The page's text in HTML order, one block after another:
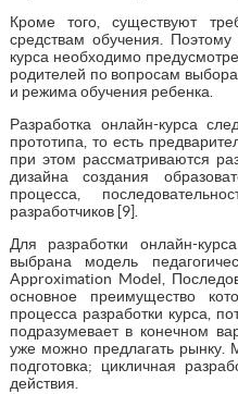
Кроме того, существуют
средствам обучения.
курса необходимо
родителей по вопросам
и режима обучения ребенка.
Разработка онлайн-курса
прототипа, то есть
при этом рассматриваются
дизайна создания
процесса,
разработчиков [9].
Для разработки онлайн-
выбрана модель
Approximation Model,
основное преимущество
процесса разработки курса,
подразумевает в конечном
уже можно предлагать рынку.
подготовка; цикличная
действия.